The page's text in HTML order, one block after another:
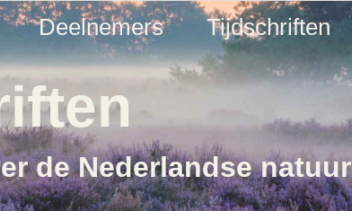
Deelnemers Tijdschriften
de Nederlandse natuur